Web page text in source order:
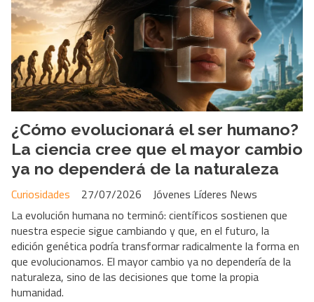
¿Cómo evolucionará el ser humano?
La ciencia cree que el mayor cambio
ya no dependerá de la naturaleza
Jóvenes Líderes News
Curiosidades
27/07/2026
La evolución humana no terminó: científicos sostienen que
nuestra especie sigue cambiando y que, en el futuro, la
edición genética podría transformar radicalmente la forma en
que evolucionamos. El mayor cambio ya no dependería de la
naturaleza, sino de las decisiones que tome la propia
humanidad.